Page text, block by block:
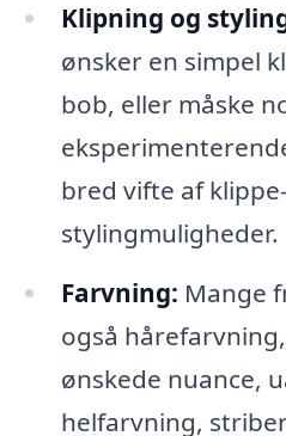
Klipning og
ønsker en simpel
bob, eller måske
bred vifte af
stylingmuligheder.
Farvning: Mange
også
ønskede nuance,
helfarvning,